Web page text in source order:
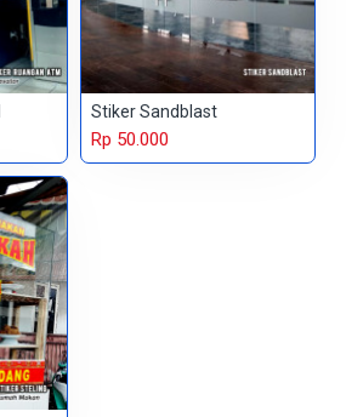
Stiker Sandblast
Rp 50.000